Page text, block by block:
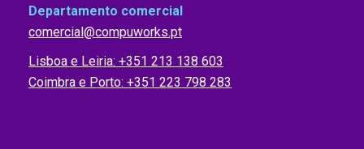
Departamento comercial
comercial@compuworks.pt
Lisboa e Leiria: +351 213 138 603
Coimbra e Porto: +351 223 798 283